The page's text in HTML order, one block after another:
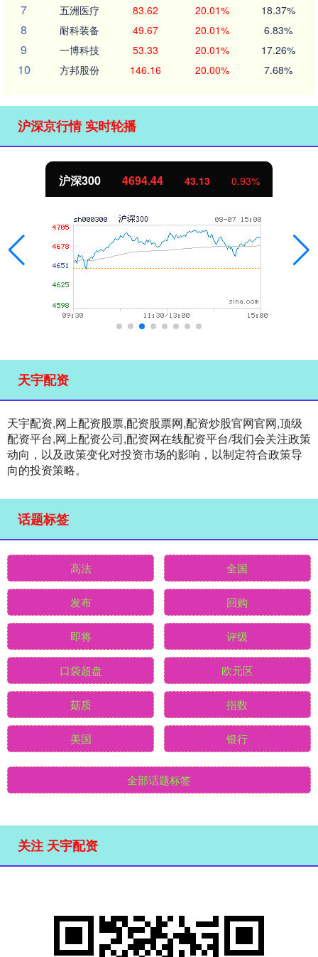
7 五洲医疗 83.62 20.01% 18.37%
8 耐科装备 49.67 20.01% 6.83%
9 一博科技 53.33 20.01% 17.26%
10 方邦股份 146.16 20.00% 7.68%
沪深京行情 实时轮播
北证50 1134.24 11.37 1.01%
天宇配资
天宇配资,网上配资股票,配资股票网,配资炒股官网官网,顶级
配资平台,网上配资公司,配资网在线配资平台/我们会关注政策
动向，以及政策变化对投资市场的影响，以制定符合政策导
向的投资策略。
话题标签
高法 全国
发布 回购
即将 评级
口袋超盘 欧元区
菇质 指数
美国 银行
全部话题标签
关注 天宇配资